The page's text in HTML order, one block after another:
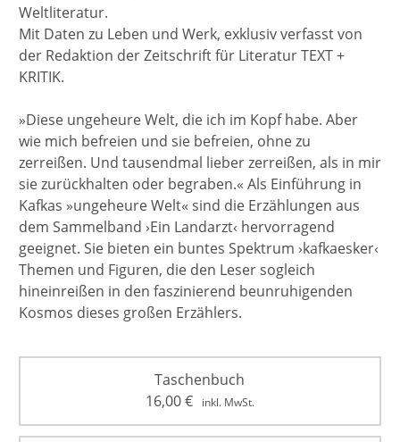
Weltliteratur.
Mit Daten zu Leben und Werk, exklusiv verfasst von
der Redaktion der Zeitschrift für Literatur TEXT +
KRITIK.
»Diese ungeheure Welt, die ich im Kopf habe. Aber
wie mich befreien und sie befreien, ohne zu
zerreißen. Und tausendmal lieber zerreißen, als in mir
sie zurückhalten oder begraben.« Als Einführung in
Kafkas »ungeheure Welt« sind die Erzählungen aus
dem Sammelband ›Ein Landarzt‹ hervorragend
geeignet. Sie bieten ein buntes Spektrum ›kafkaesker‹
Themen und Figuren, die den Leser sogleich
hineinreißen in den faszinierend beunruhigenden
Kosmos dieses großen Erzählers.
Taschenbuch
16,00€ inkl. MwSt.